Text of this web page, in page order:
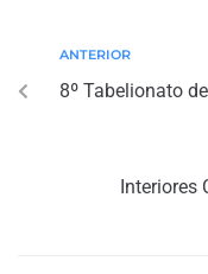
ANTERIOR
8º Tabelionato
Interiores